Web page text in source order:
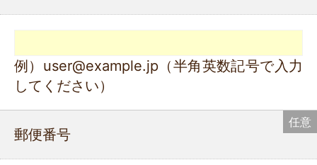
例）user@example.jp（半角英数記号で入力
してください）
郵便番号